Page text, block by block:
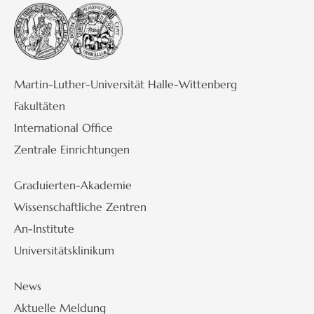
Martin-Luther-Universität Halle-Wittenberg
Fakultäten
International Office
Zentrale Einrichtungen
Graduierten-Akademie
Wissenschaftliche Zentren
An-Institute
Universitätsklinikum
News
Aktuelle Meldung